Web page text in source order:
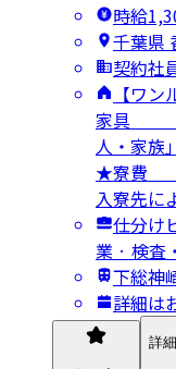
時給
千葉県
契約社
【ワ
家具
人・家族
★寮
入寮先に
仕分け
業 · 検査
下総神
詳細は
詳